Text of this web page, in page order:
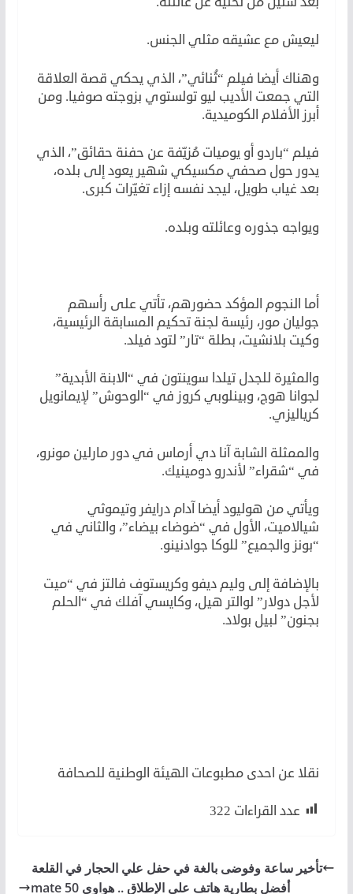
ليعيش مع عشيقه مثلي الجنس.
وهناك أيضا فيلم “ثُنائي”، الذي يحكي قصة العلاقة
التي جمعت الأديب ليو تولستوي بزوجته صوفيا. ومن
أبرز الأفلام الكوميدية.
فيلم “باردو أو يوميات مُزيّفة عن حفنة حقائق”، الذي
يدور حول صحفي مكسيكي شهير يعود إلى بلده،
بعد غياب طويل، ليجد نفسه إزاء تغيّرات كبرى.
ويواجه جذوره وعائلته وبلده.
أما النجوم المؤكد حضورهم، تأتي على رأسهم
جوليان مور، رئيسة لجنة تحكيم المسابقة الرئيسية،
وكيت بلانشيت، بطلة “تار” لتود فيلد.
والمثيرة للجدل تيلدا سوينتون في “الابنة الأبدية”
لجوانا هوج، وبينلوبي كروز في “الوحوش” لإيمانويل
كرياليزي.
والممثلة الشابة آنا دي أرماس في دور مارلين مونرو،
في “شقراء” لأندرو دومينيك.
ويأتي من هوليود أيضا آدام درايفر وتيموثي
شيالاميت، الأول في “ضوضاء بيضاء”، والثاني في
“بونز والجميع” للوكا جوادنينو.
بالإضافة إلى وليم ديفو وكريستوف فالتز في “ميت
لأجل دولار” لوالتر هيل، وكايسي آفلك في “الحلم
بجنون” لبيل بولاد.
نقلا عن احدى مطبوعات الهيئة الوطنية للصحافة
عدد القراءات 322
تأخير ساعة وفوضى بالغة في حفل علي الحجار في القلعة
أفضل بطارية هاتف على الإطلاق .. هواوي mate 50